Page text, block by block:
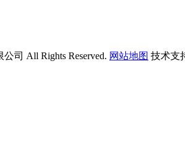
司 All Rights Reserved. 网站地图 技术支